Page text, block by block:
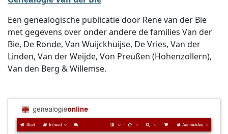
Een genealogische publicatie door Rene van der Bie
met gegevens over onder andere de families Van der
Bie, De Ronde, Van Wuijckhuijse, De Vries, Van der
Linden, Van der Weijde, Von Preußen (Hohenzollern),
Van den Berg & Willemse.